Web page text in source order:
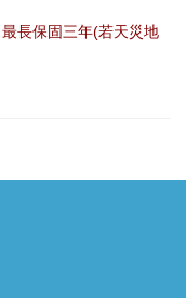
長保固三年(若天災地